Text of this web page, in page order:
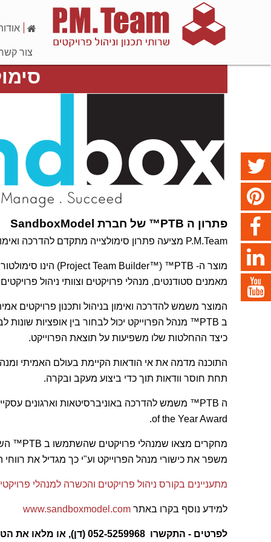
צור
פתרון ה PTB™ של חברת SandboxModel
P.M.Team מציעה פתרון סימולצייה מתקדם להדרכה ואימון בניהול פרויקטים.
מאמנים סטודנטים, מנהלי פרויקטים וצוותי ניהול
המוצר משמש להדרכה ואימון בניהול ותכנון פרויקטים
כיצד ההחלטות שלו משפיעות על תוצאת הפרוייקט.
התוכנה מדמה את אי הודאות הקיימת בעולם האמיתי
תחת חוסר וודאות תוך כדי ביצוע מעקב ובקרה.
of the Year Award.
משפר את כישורי מנהל הפרוייקט וע"י כך מגדיל את רווחי
מתעניינים בקורס ניהול פרויקטים והכשרה למנהלי
למידע נוסף בקרו באתר www.sandboxmodel.com
לפרטים - התקשרו 052-5259968 (דן), או מלאו את הטופס בצד שמאל, ונחזור אליכם בהקדם!